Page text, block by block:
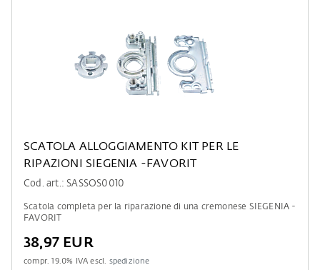
SCATOLA ALLOGGIAMENTO KIT PER LE
RIPAZIONI SIEGENIA -FAVORIT
Cod. art.: SASSOS0010
Scatola completa per la riparazione di una cremonese SIEGENIA -
FAVORIT
38,97 EUR
compr.19.0% IVA escl. spedizione